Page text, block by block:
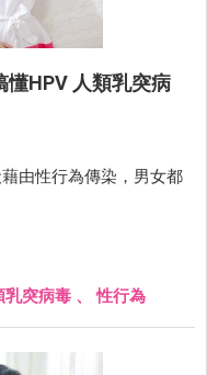
懂HPV 人類乳突病
由性行為傳染，男女都
乳突病毒 、性行為